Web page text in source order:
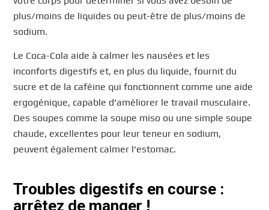
plus/moins de liquides ou peut-être de plus/moins de
sodium.
Le Coca-Cola aide à calmer les nausées et les
inconforts digestifs et, en plus du liquide, fournit du
sucre et de la caféine qui fonctionnent comme une aide
ergogénique, capable d’améliorer le travail musculaire.
Des soupes comme la soupe miso ou une simple soupe
chaude, excellentes pour leur teneur en sodium,
peuvent également calmer l’estomac.
Troubles digestifs en course :
arrêtez de manger !